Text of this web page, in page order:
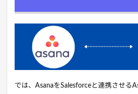
では、AsanaをSalesforceと連携させる